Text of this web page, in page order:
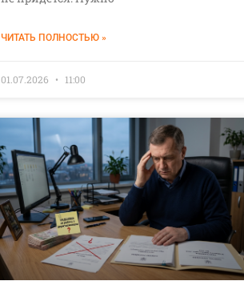
ЧИТАТЬ ПОЛНОСТЬЮ »
01.07.2026 11:00